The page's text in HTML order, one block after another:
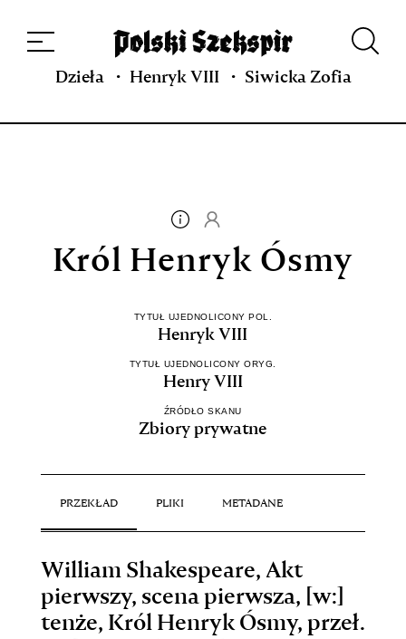
projekcie
Kontakt Indeks strony Aplikacja
Repozytorium XIX w.
Dzieła Henryk VIII Siwicka Zofia
PRZEKŁAD PLIKI METADANE
William Shakespeare, Akt
pierwszy, scena pierwsza, [w:]
tenże, Król Henryk Ósmy, przeł.
Król Henryk Ósmy
TYTUŁ UJEDNOLICONY POL.
Henryk VIII
TYTUŁ UJEDNOLICONY ORYG.
Henry VIII
ŹRÓDŁO SKANU
Zbiory prywatne